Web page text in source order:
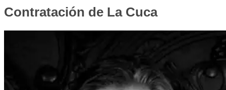
Contratación de La Cuca